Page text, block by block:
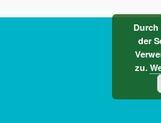
Durch
der
zu.